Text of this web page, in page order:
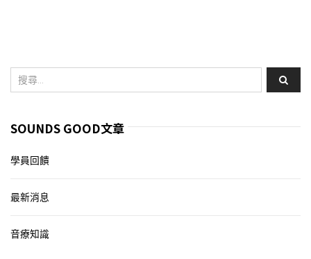
SOUNDS GOOD文章
學員回饋
最新消息
音療知識